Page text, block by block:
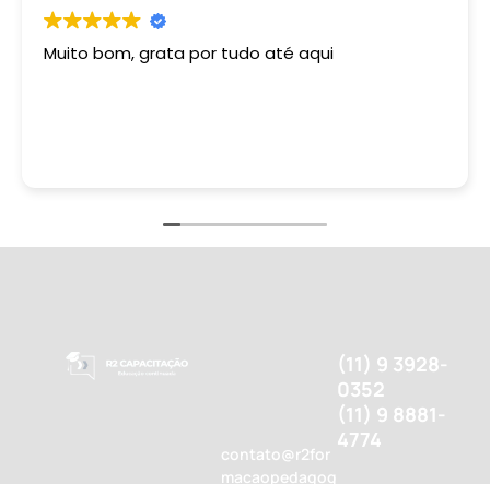
Muito bom, grata por tudo até aqui
contato@r2for
macaopedagog
(11) 9 3928-
0352
(11) 9 8881-
4774